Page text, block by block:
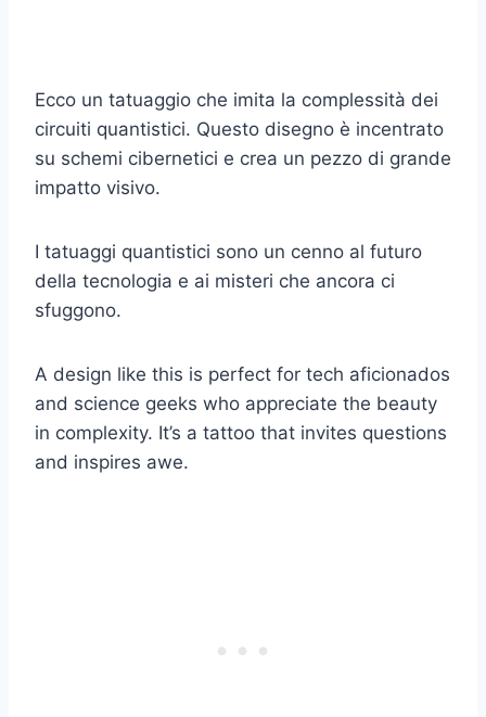
Ecco un tatuaggio che imita la complessità dei
circuiti quantistici. Questo disegno è incentrato
su schemi cibernetici e crea un pezzo di grande
impatto visivo.
I tatuaggi quantistici sono un cenno al futuro
della tecnologia e ai misteri che ancora ci
sfuggono.
A design like this is perfect for tech aficionados
and science geeks who appreciate the beauty
in complexity. It’s a tattoo that invites questions
and inspires awe.